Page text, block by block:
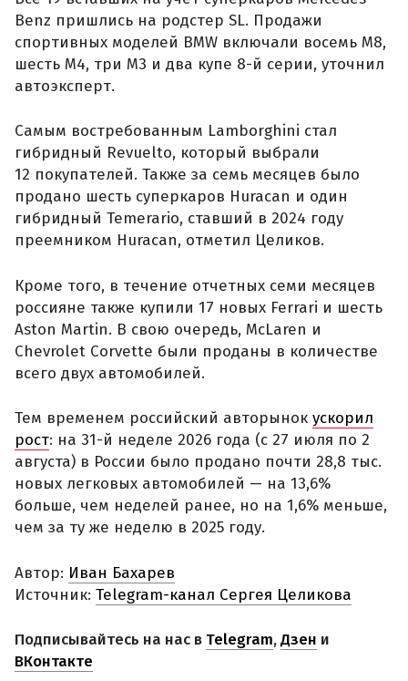
Benz пришлись на родстер SL. Продажи
спортивных моделей BMW включали восемь M8,
шесть M4, три M3 и два купе 8-й серии, уточнил
автоэксперт.
Самым востребованным Lamborghini стал
гибридный Revuelto, который выбрали
12 покупателей. Также за семь месяцев было
продано шесть суперкаров Huracan и один
гибридный Temerario, ставший в 2024 году
преемником Huracan, отметил Целиков.
Кроме того, в течение отчетных семи месяцев
россияне также купили 17 новых Ferrari и шесть
Aston Martin. В свою очередь, McLaren и
Chevrolet Corvette были проданы в количестве
всего двух автомобилей.
Тем временем российский авторынок ускорил
рост: на 31-й неделе 2026 года (с 27 июля по 2
августа) в России было продано почти 28,8 тыс.
новых легковых автомобилей — на 13,6%
больше, чем неделей ранее, но на 1,6% меньше,
чем за ту же неделю в 2025 году.
Автор: Иван Бахарев
Источник: Telegram-канал Сергея Целикова
Подписывайтесь на нас в Telegram,Дзен и
ВКонтакте